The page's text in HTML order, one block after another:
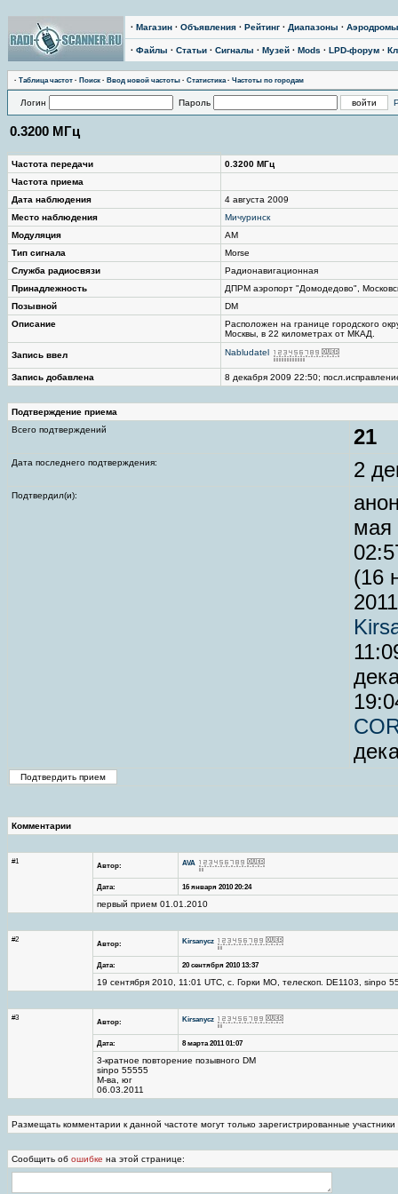
· Магазин · Объявления · Рейтинг · Диапазоны · Аэродромы
· Файлы · Статьи · Сигналы · Музей · Mods · LPD-форум ·
· Таблица частот · Поиск · Ввод новой частоты · Статистика· Частоты по городам
Логин Пароль
0.3200 МГц
Частота передачи
0.3200 МГц
Частота приема
Дата наблюдения
4 августа 2009
Место наблюдения
Мичуринск
Модуляция
AM
Тип сигнала
Morse
Служба радиосвязи
Радионавигационная
Принадлежность
ДПРМ аэропорт "Домодедово",
Позывной
DM
Описание
Расположен на границе городского
Москвы, в 22 километрах от МКАД.
Запись ввел Nabludatel
Запись добавлена 8 декабря 2009 22:50;
Подтверждение приема
Всего подтверждений
21
Дата последнего подтверждения: 2
Подтвердил(и):
мая
(16
Комментарии
#1 Автор: AVA
Дата: 16 января 2010 20:24
первый прием 01.01.2010
#2 Автор: Kirsanycz
Дата: 20 сентября 2010 13:37
19 сентября 2010, 11:01 UTC, с. Горки МО, телескоп. DE1103, sinpo
#3 Автор: Kirsanycz
Дата: 8 марта 2011 01:07
3-кратное повторение позывного DM
sinpo 55555
М-ва, юг
06.03.2011
Размещать комментарии к данной частоте могут только зарегистрированные
Сообщить об ошибке на этой странице: